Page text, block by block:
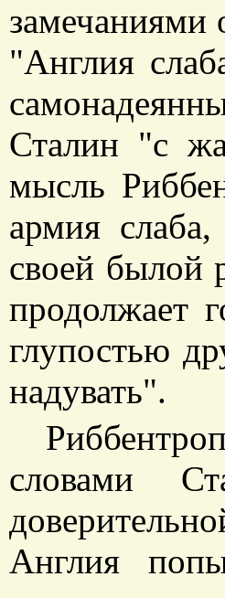
замечаниями
"Англия
Сталин "с
мысль
армия
своей былой
продолжает
глупостью
надувать".
словами
Англия